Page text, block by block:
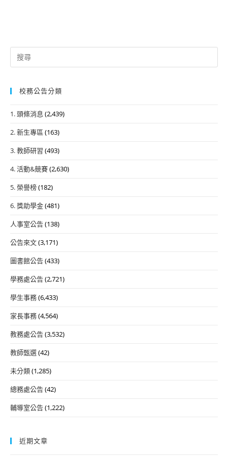
Search
for:
校務公告分類
1. 頭條消息 (2,439)
2. 新生專區 (163)
3. 教師研習 (493)
4. 活動&競賽(2,630)
5. 榮譽榜(182)
6. 獎助學金(481)
人事室公告(138)
公告來文(3,171)
圖書館公告(433)
學務處公告(2,721)
學生事務(6,433)
家長事務(4,564)
教務處公告(3,532)
教師甄選(42)
未分類(1,285)
總務處公告(42)
輔導室公告(1,222)
近期文章